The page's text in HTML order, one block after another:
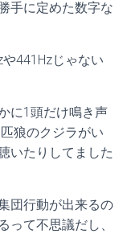
手に定めた数字な
441Hzじゃない
に1頭だけ鳴き声
狼のクジラがい
いたりしてました
団行動が出来るの
って不思議だし、